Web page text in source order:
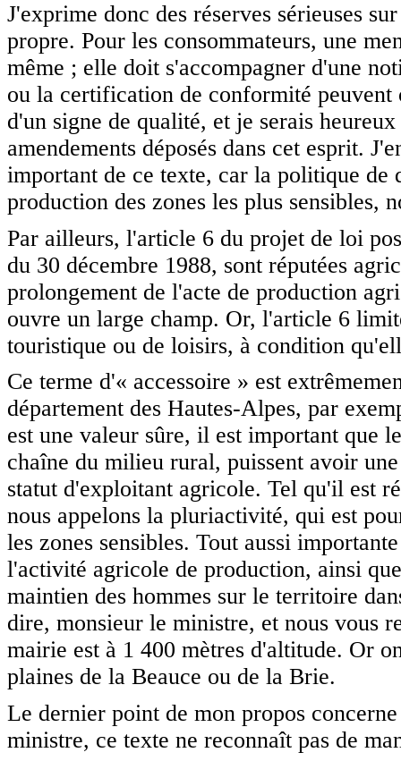
J'exprime donc des réserves sérieuses
propre. Pour les consommateurs, une
même ; elle doit s'accompagner d'une
ou la certification de conformité
d'un signe de qualité, et je serais
amendements déposés dans cet esprit.
important de ce texte, car la politique de
production des zones les plus sensibles,
Par ailleurs, l'article 6 du projet de loi
du 30 décembre 1988, sont réputées
prolongement de l'acte de production
ouvre un large champ. Or, l'article 6
touristique ou de loisirs, à condition
Ce terme d'« accessoire » est
département des Hautes-Alpes, par
est une valeur sûre, il est important que
chaîne du milieu rural, puissent avoir
statut d'exploitant agricole. Tel qu'il est
nous appelons la pluriactivité, qui est
les zones sensibles. Tout aussi
l'activité agricole de production, ainsi
maintien des hommes sur le territoire
dire, monsieur le ministre, et nous vous
mairie est à 1 400 mètres d'altitude. Or
plaines de la Beauce ou de la Brie.
Le dernier point de mon propos
ministre, ce texte ne reconnaît pas de